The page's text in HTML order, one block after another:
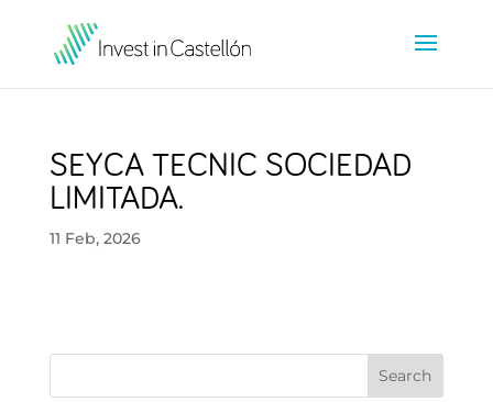
SEYCA TECNIC SOCIEDAD
LIMITADA.
11 Feb, 2026
Search